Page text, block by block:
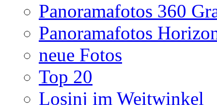
Panoramafotos 360
Panoramafotos
neue Fotos
Top 20
Losinj im Weitwinkel